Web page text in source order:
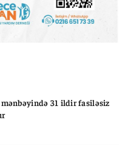
31 ildir fasiləsiz